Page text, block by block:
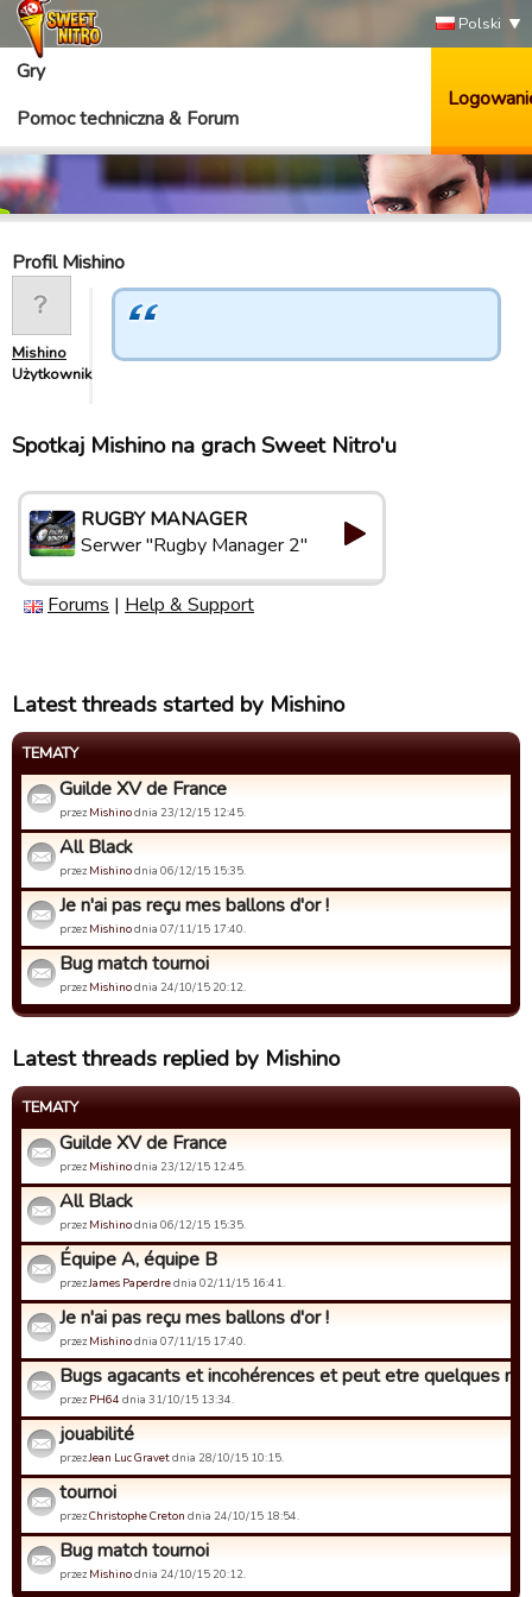
Polski
Gry
Pomoc techniczna & Forum
Profil Mishino
Mishino
Użytkownik
Spotkaj Mishino na grach Sweet Nitro'u
RUGBY MANAGER
Serwer "Rugby Manager 2"
Forums | Help & Support
Latest threads started by Mishino
TEMATY
Guilde XV de France
przez Mishinodnia 23/12/15 12:45.
All Black
przez Mishinodnia 06/12/15 15:35.
Je n'ai pas reçu mes ballons d'or !
przez Mishinodnia 07/11/15 17:40.
Bug match tournoi
przez Mishinodnia 24/10/15 20:12.
Latest threads replied by Mishino
TEMATY
Guilde XV de France
przez Mishinodnia 23/12/15 12:45.
All Black
przez Mishinodnia 06/12/15 15:35.
Équipe A, équipe B
przezJames Paperdrednia 02/11/15 16:41.
Je n'ai pas reçu mes ballons d'or !
przez Mishinodnia 07/11/15 17:40.
Bugs agacants et incohérences et peut etre quelques
przez PH64 dnia 31/10/15 13:34.
jouabilité
przezJean Luc Gravetdnia 28/10/15 10:15.
tournoi
przezChristophe Creton dnia 24/10/15 18:54.
Bug match tournoi
przez Mishinodnia 24/10/15 20:12.